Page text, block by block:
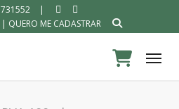
|
QUERO ME CADASTRAR